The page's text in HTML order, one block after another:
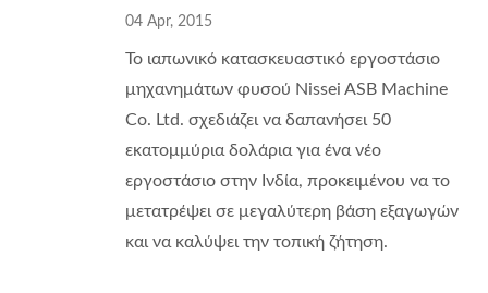
04 Apr, 2015
Το ιαπωνικό κατασκευαστικό εργοστάσιο
μηχανημάτων φυσού Nissei ASB Machine
Co. Ltd. σχεδιάζει να δαπανήσει 50
εκατομμύρια δολάρια για ένα νέο
εργοστάσιο στην Ινδία, προκειμένου να το
μετατρέψει σε μεγαλύτερη βάση εξαγωγών
και να καλύψει την τοπική ζήτηση.